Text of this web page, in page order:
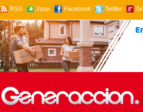
RSS 2urpi Facebook Twitter